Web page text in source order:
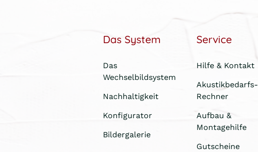
Das System
Das
Wechselbildsystem
Nachhaltigkeit
Konfigurator
Bildergalerie
Service
Hilfe & Kontakt
Akustikbedarfs-
Rechner
Aufbau &
Montagehilfe
Gutscheine